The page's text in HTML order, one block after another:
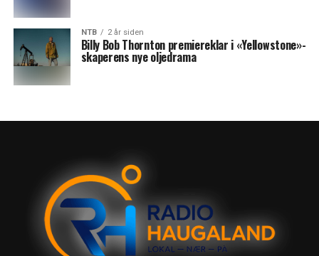
NTB 2 år siden
Billy Bob Thornton premiereklar i «Yellowstone»-
skaperens nye oljedrama